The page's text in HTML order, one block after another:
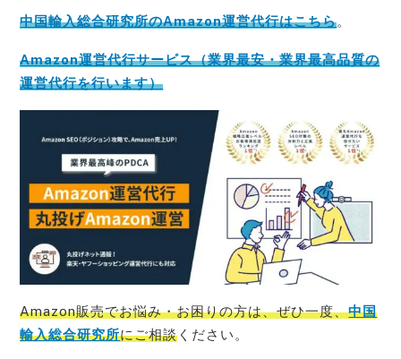
中国輸入総合研究所のAmazon運営代行はこちら。
Amazon運営代行サービス（業界最安・業界最高品質の
運営代行を行います）
Amazon販売でお悩み・お困りの方は、ぜひ一度、中国
輸入総合研究所にご相談 ください。